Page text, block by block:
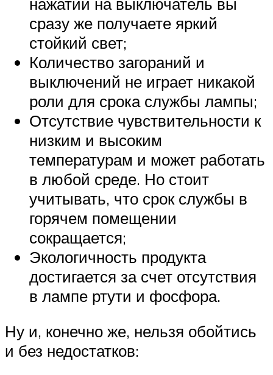
нажатии на выключатель вы
сразу же получаете яркий
стойкий свет;
Количество загораний и
выключений не играет никакой
роли для срока службы лампы;
Отсутствие чувствительности к
низким и высоким
температурам и может работать
в любой среде. Но стоит
учитывать, что срок службы в
горячем помещении
сокращается;
Экологичность продукта
достигается за счет отсутствия
в лампе ртути и фосфора.
Ну и, конечно же, нельзя обойтись
и без недостатков: